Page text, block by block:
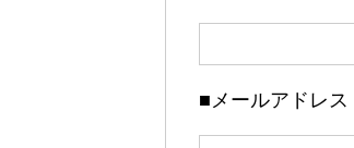
■メールアドレス